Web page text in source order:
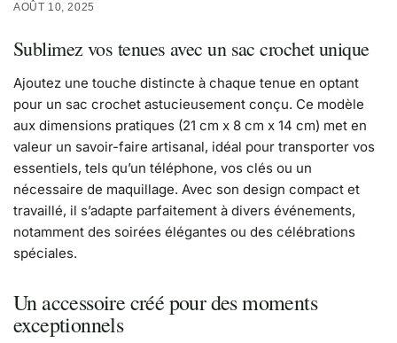
AOÛT 10, 2025
Sublimez vos tenues avec un sac crochet unique
Ajoutez une touche distincte à chaque tenue en optant
pour un sac crochet astucieusement conçu. Ce modèle
aux dimensions pratiques (21 cm x 8 cm x 14 cm) met en
valeur un savoir-faire artisanal, idéal pour transporter vos
essentiels, tels qu’un téléphone, vos clés ou un
nécessaire de maquillage. Avec son design compact et
travaillé, il s’adapte parfaitement à divers événements,
notamment des soirées élégantes ou des célébrations
spéciales.
Un accessoire créé pour des moments
exceptionnels